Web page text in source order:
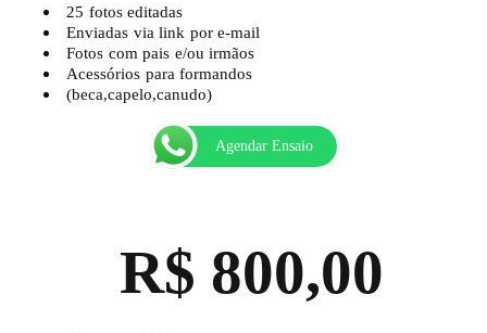
25 fotos editadas
Enviadas via link por e-mail
Fotos com pais e/ou irmãos
Acessórios para formandos
(beca,capelo,canudo)
Agendar Ensaio
R$ 800,00